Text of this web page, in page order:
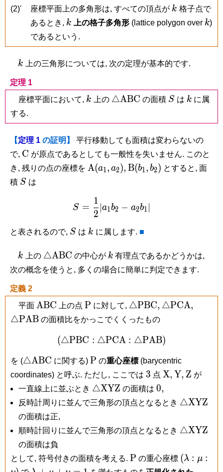
(2)'
座標平面上の多角形は, すべての頂点が k
k 格子点で
あるとき, k
k 上の格子多角形(lattice polygon over k
k)
であるという.
k
k 上の三角形については, 次の定理が基本的です.
定理 1
座標平面において, k
k 上の \triangle\mathrm{ABC}
△ABC の面積 S
S は k
k に属
する.
【定理 1 の証明】
平行移動しても面積は変わらないの
で, \mathrm
C
C が原点であるとしても一般性を失いません. このと
き, 残りの点の座標を \mathrm
A(a1, a2), \mathrm
B(b1, b2) とすると, 面
積 S
S は
S = \frac{1}{2}|a_1b_2-
S =
2
1
a1b2 − a2b1
と表されるので, S
S は k
k に属します. ■
k
k 上の \triangle\mathrm{ABC}
△ABC の中心が k
k 有理点であるかどうかは,
次の概念を使うと, 多くの場合に簡単に判定できます.
定義 2
平面 \mathrm{ABC}
ABC 上の点 \mathrm
P
P に対して, △PBC, △PCA,
△PAB の面積比をかっこでくくったもの
(△PBC : △PCA : △PAB)
を (\triangle\mathrm{ABC}
△ABC に関する) \mathrm
P
P の重心座標 (barycentric
coordinates) と呼ぶ. ただし, ここでは 3
3 点 \mathrm
X, \mathrm
Y, Z が
一直線上に並ぶとき \triangle\mathrm{XYZ}
△XYZ の面積は0,
0,
反時計周りに並んで三角形の頂点となるとき △XYZ
の面積は正,
順時計回りに並んで三角形の頂点となるとき △XYZ
の面積は負
として, 符号付きの面積を考える. \mathrm
P
P の重心座標 (\lambda
:\mu
(λ : μ :